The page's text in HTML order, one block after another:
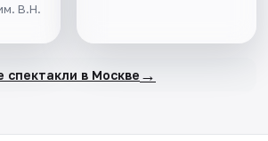
В.Н.
спектакли в Москве →